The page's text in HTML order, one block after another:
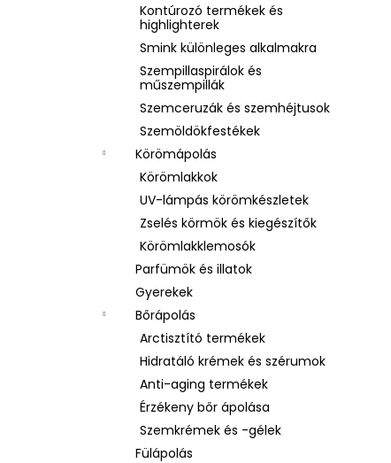
Kontúrozó termékek és
highlighterek
Smink különleges alkalmakra
Szempillaspirálok és
műszempillák
Szemceruzák és szemhéjtusok
Szemöldökfestékek
Körömápolás
Körömlakkok
UV-lámpás körömkészletek
Zselés körmök és kiegészítők
Körömlakklemosók
Parfümök és illatok
Gyerekek
Bőrápolás
Arctisztító termékek
Hidratáló krémek és szérumok
Anti-aging termékek
Érzékeny bőr ápolása
Szemkrémek és -gélek
Fülápolás